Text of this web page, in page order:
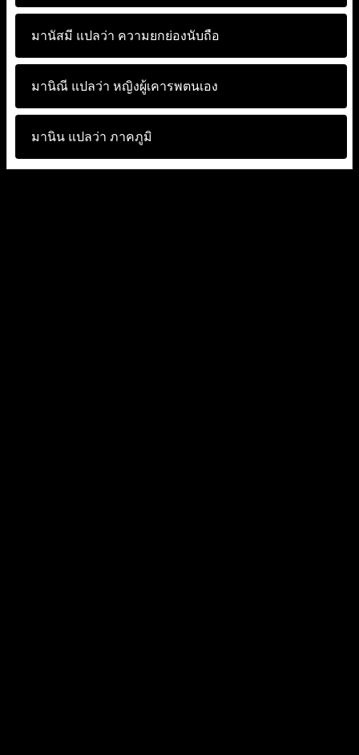
มานัสมี แปลว่า ความยกย่องนับถือ
มานิณี แปลว่า หญิงผู้เคารพตนเอง
มานิน แปลว่า ภาคภูมิ